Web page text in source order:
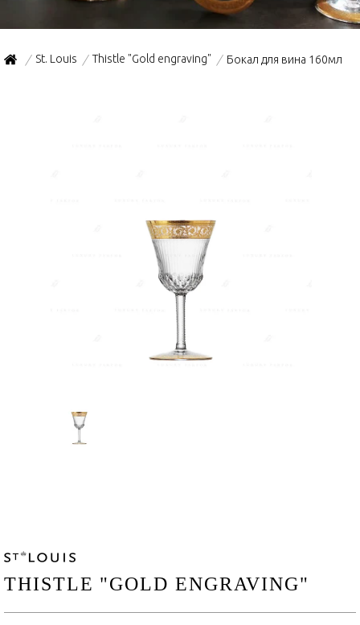
/ St. Louis / Thistle "Gold engraving" / Бокал для вина 160мл
THISTLE "GOLD ENGRAVING"